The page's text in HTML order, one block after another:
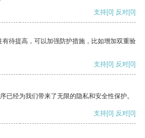
支持[0] 反对[0]
待提高，可以加强防护措施，比如增加双重验
支持[0] 反对[0]
已经为我们带来了无限的隐私和安全性保护。
支持[0] 反对[0]